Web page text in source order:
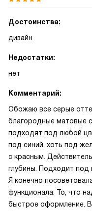
Достоинства:
дизайн
Недостатки:
нет
Комментарий:
Обожаю все серые
благородные матовые
подходят под любой
под синий, хоть под
с красным.
глубины. Подходит под
Я конечно
функционала. То, что
быстрое оформление.